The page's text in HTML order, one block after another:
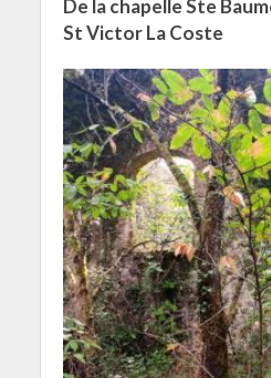
De la chapelle Ste
St Victor La Coste